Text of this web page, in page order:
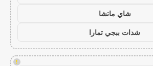
شاي ماتشا
شدات ببجي تمارا
!